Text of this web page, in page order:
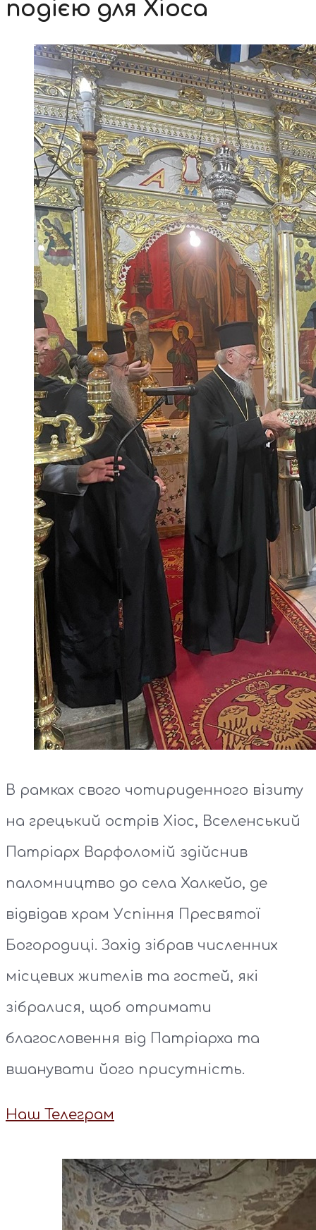
подією для Хіоса
В рамках свого чотириденного візиту
на грецький острів Хіос, Вселенський
Патріарх Варфоломій здійснив
паломництво до села Халкейо, де
відвідав храм Успіння Пресвятої
Богородиці. Захід зібрав численних
місцевих жителів та гостей, які
зібралися, щоб отримати
благословення від Патріарха та
вшанувати його присутність.
Наш Телеграм